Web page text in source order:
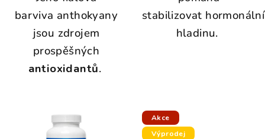
barviva anthokyany
jsou zdrojem
prospěšných
antioxidantů.
stabilizovat hormonální
hladinu.
Akce
Výprodej